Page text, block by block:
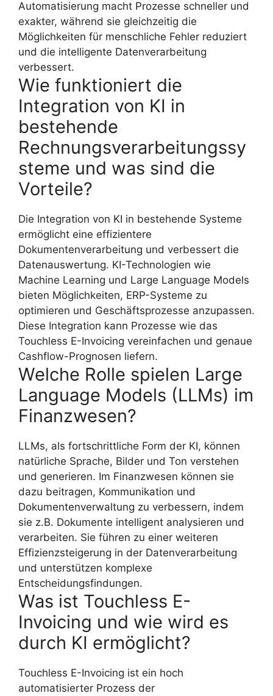
Automatisierung macht Prozesse schneller und
exakter, während sie gleichzeitig die
Möglichkeiten für menschliche Fehler reduziert
und die intelligente Datenverarbeitung
verbessert.
Wie funktioniert die
Integration von KI in
bestehende
Rechnungsverarbeitungssy
steme und was sind die
Vorteile?
Die Integration von KI in bestehende Systeme
ermöglicht eine effizientere
Dokumentenverarbeitung und verbessert die
Datenauswertung. KI-Technologien wie
Machine Learning und Large Language Models
bieten Möglichkeiten, ERP-Systeme zu
optimieren und Geschäftsprozesse anzupassen.
Diese Integration kann Prozesse wie das
Touchless E-Invoicing vereinfachen und genaue
Cashflow-Prognosen liefern.
Welche Rolle spielen Large
Language Models (LLMs) im
Finanzwesen?
LLMs, als fortschrittliche Form der KI, können
natürliche Sprache, Bilder und Ton verstehen
und generieren. Im Finanzwesen können sie
dazu beitragen, Kommunikation und
Dokumentenverwaltung zu verbessern, indem
sie z.B. Dokumente intelligent analysieren und
verarbeiten. Sie führen zu einer weiteren
Effizienzsteigerung in der Datenverarbeitung
und unterstützen komplexe
Entscheidungsfindungen.
Was ist Touchless E-
Invoicing und wie wird es
durch KI ermöglicht?
Touchless E-Invoicing ist ein hoch
automatisierter Prozess der